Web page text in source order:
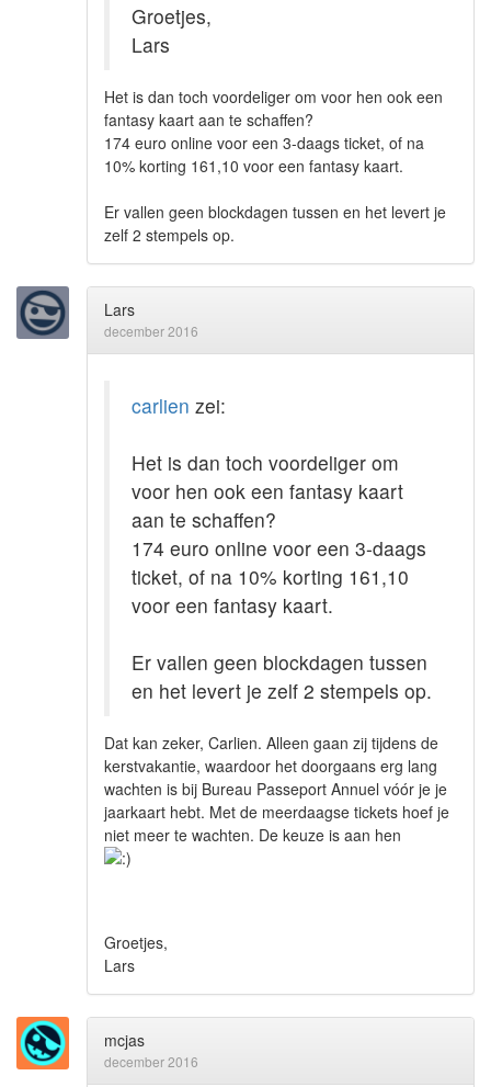
Groetjes,
Lars
Het is dan toch voordeliger om voor hen ook een
fantasy kaart aan te schaffen?
174 euro online voor een 3-daags ticket, of na
10% korting 161,10 voor een fantasy kaart.
Er vallen geen blockdagen tussen en het levert je
zelf 2 stempels op.
Lars
december 2016
carlien zei:
Het is dan toch voordeliger om
voor hen ook een fantasy kaart
aan te schaffen?
174 euro online voor een 3-daags
ticket, of na 10% korting 161,10
voor een fantasy kaart.
Er vallen geen blockdagen tussen
en het levert je zelf 2 stempels op.
Dat kan zeker, Carlien. Alleen gaan zij tijdens de
kerstvakantie, waardoor het doorgaans erg lang
wachten is bij Bureau Passeport Annuel vóór je je
jaarkaart hebt. Met de meerdaagse tickets hoef je
niet meer te wachten. De keuze is aan hen
Groetjes,
Lars
mcjas
december 2016